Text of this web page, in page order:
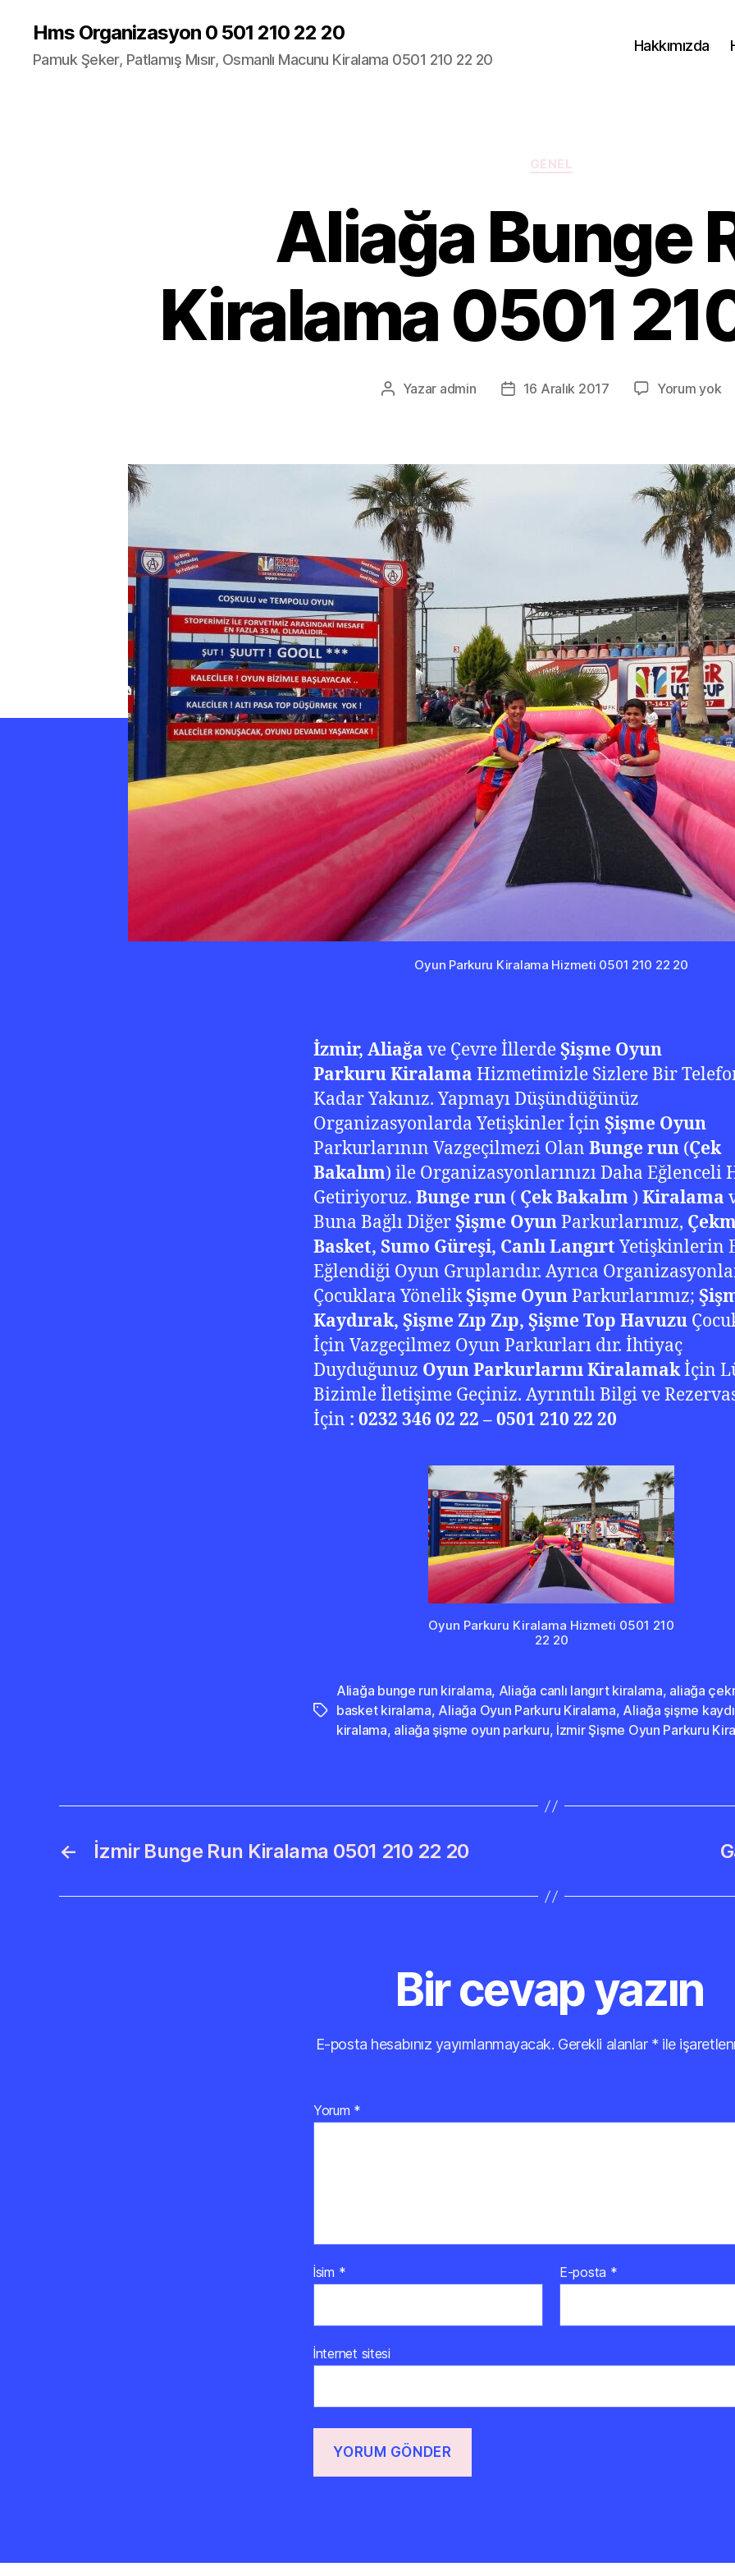
Hms Organizasyon 0 501 210 22 20
Pamuk Şeker, Patlamış Mısır, Osmanlı Macunu Kiralama 0501 210 22 20
Hakkımızda
Kategoriler
GENEL
Aliağa Bunge
Kiralama 0501
Yazının
Yazar admin
Yazı16 Aralık 2017 Yorum yok
Oyun Parkuru Kiralama Hizmeti 0501 210 22 20
İzmir, Aliağa ve Çevre İllerdeŞişme Oyun
Parkuru Kiralama Hizmetimizle Sizlere Bir
Kadar Yakınız. Yapmayı Düşündüğünüz
Organizasyonlarda Yetişkinler İçin Şişme Oyun
Parkurlarının Vazgeçilmezi Olan Bunge run (Çek
Bakalım) ile Organizasyonlarınızı Daha Eğlenceli
Getiriyoruz. Bunge run ( Çek Bakalım) Kiralama
Buna Bağlı DiğerŞişme OyunParkurlarımız,
Basket, Sumo Güreşi, Canlı Langırt Yetişkinlerin
Eğlendiği Oyun Gruplarıdır. Ayrıca
Çocuklara YönelikŞişme OyunParkurlarımız;
Kaydırak, Şişme Zıp Zıp, Şişme Top Havuzu
İçin Vazgeçilmez Oyun Parkurları dır. İhtiyaç
Duyduğunuz Oyun Parkurlarını Kiralamakİçin
Bizimle İletişime Geçiniz. Ayrıntılı Bilgi ve
İçin : 0232 346 02 22 – 0501 210 22 20
Oyun Parkuru Kiralama Hizmeti 0501 210
22 20
Etiketler
Aliağa bunge run kiralama, Aliağa canlı langırt kiralama, aliağa
basket kiralama, Aliağa Oyun Parkuru Kiralama, Aliağa şişme
kiralama, aliağa şişme oyun parkuru, İzmir Şişme Oyun Parkuru
← İzmir Bunge Run Kiralama 0501 210 22 20
Bir cevap yazın
E-posta hesabınız yayımlanmayacak. Gerekli alanlar *ile
Yorum *
İsim * E-posta *
İnternet sitesi